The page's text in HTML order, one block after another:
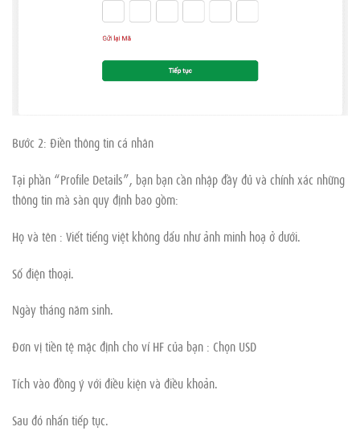
Bước 2: Điền thông tin cá nhân
Tại phần “Profile Details”, bạn bạn cần nhập đầy đủ và chính xác những
thông tin mà sàn quy định bao gồm:
Họ và tên : Viết tiếng việt không dấu như ảnh minh hoạ ở dưới.
Số điện thoại.
Ngày tháng năm sinh.
Đơn vị tiền tệ mặc định cho ví HF của bạn : Chọn USD
Tích vào đồng ý với điều kiện và điều khoản.
Sau đó nhấn tiếp tục.